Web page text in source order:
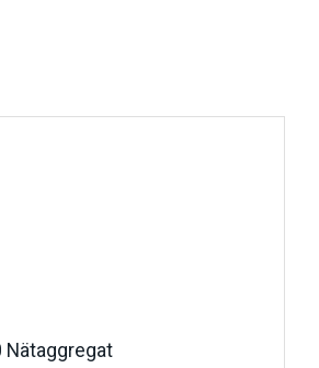
Nätaggregat